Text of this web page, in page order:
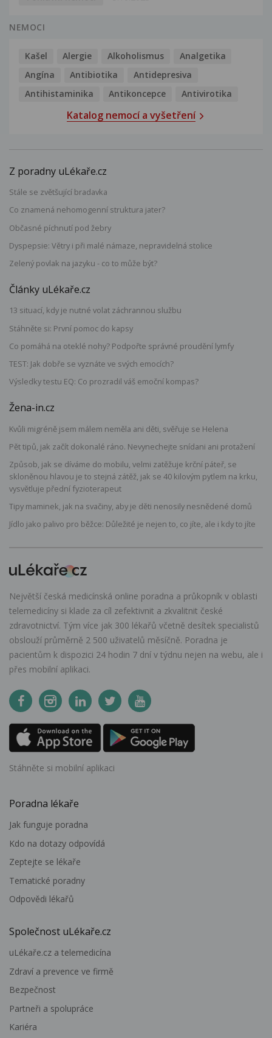
NEMOCI
Kašel Alergie Alkoholismus
Analgetika
Angína
Antibiotika
Antidepresiva
Antihistaminika
Antikoncepce Antivirotika
Katalog nemocí a vyšetření
Z poradny uLékaře.cz
Stále se zvětšující bradavka
Co znamená nehomogenní struktura jater?
Občasné píchnutí pod žebry
Dyspepsie: Větry i při malé námaze, nepravidelná stolice
Zelený povlak na jazyku - co to může být?
Články uLékaře.cz
13 situací, kdy je nutné volat záchrannou službu
Stáhněte si: První pomoc do kapsy
Co pomáhá na oteklé nohy? Podpořte správné proudění lymfy
TEST: Jak dobře se vyznáte ve svých emocích?
Výsledky testu EQ: Co prozradil váš emoční kompas?
Žena-in.cz
Kvůli migréně jsem málem neměla ani děti, svěřuje se Helena
Pět tipů, jak začít dokonalé ráno. Nevynechejte snídani ani protažení
Způsob, jak se díváme do mobilu, velmi zatěžuje krční páteř, se
skloněnou hlavou je to stejná zátěž, jak se 40 kilovým pytlem na krku,
vysvětluje přední fyzioterapeut
Tipy maminek, jak na svačiny, aby je děti nenosily nesnědené domů
Jídlo jako palivo pro běžce: Důležité je nejen to, co jíte, ale i kdy to jíte
Největší česká medicínská online poradna a průkopník v oblasti
telemedicíny si klade za cíl zefektivnit a zkvalitnit české
zdravotnictví. Tým více jak 300 lékařů včetně desítek specialistů
obslouží průměrně 2 500 uživatelů měsíčně. Poradna je
pacientům k dispozici 24 hodin 7 dní v týdnu nejen na webu, ale i
přes mobilní aplikaci.
Stáhněte si mobilní aplikaci
Poradna lékaře
Jak funguje poradna
Kdo na dotazy odpovídá
Zeptejte se lékaře
Tematické poradny
Odpovědi lékařů
Společnost uLékaře.cz
uLékaře.cz a telemedicína
Zdraví a prevence ve firmě
Bezpečnost
Partneři a spolupráce
Kariéra